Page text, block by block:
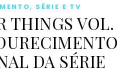
, SÉRIE E TV
THINGS VOL.
DA SÉRIE